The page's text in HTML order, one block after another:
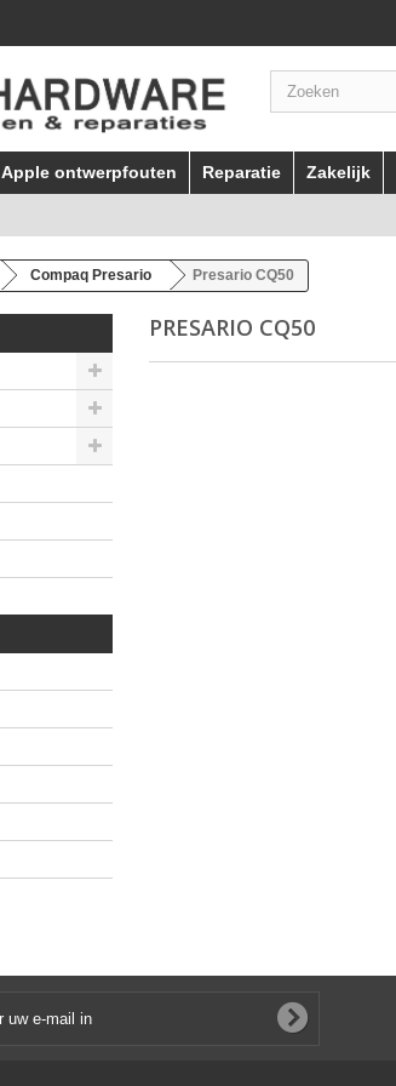
Apple ontwerpfouten Reparatie Zakelijk
Compaq Presario Presario CQ50
PRESARIO CQ50